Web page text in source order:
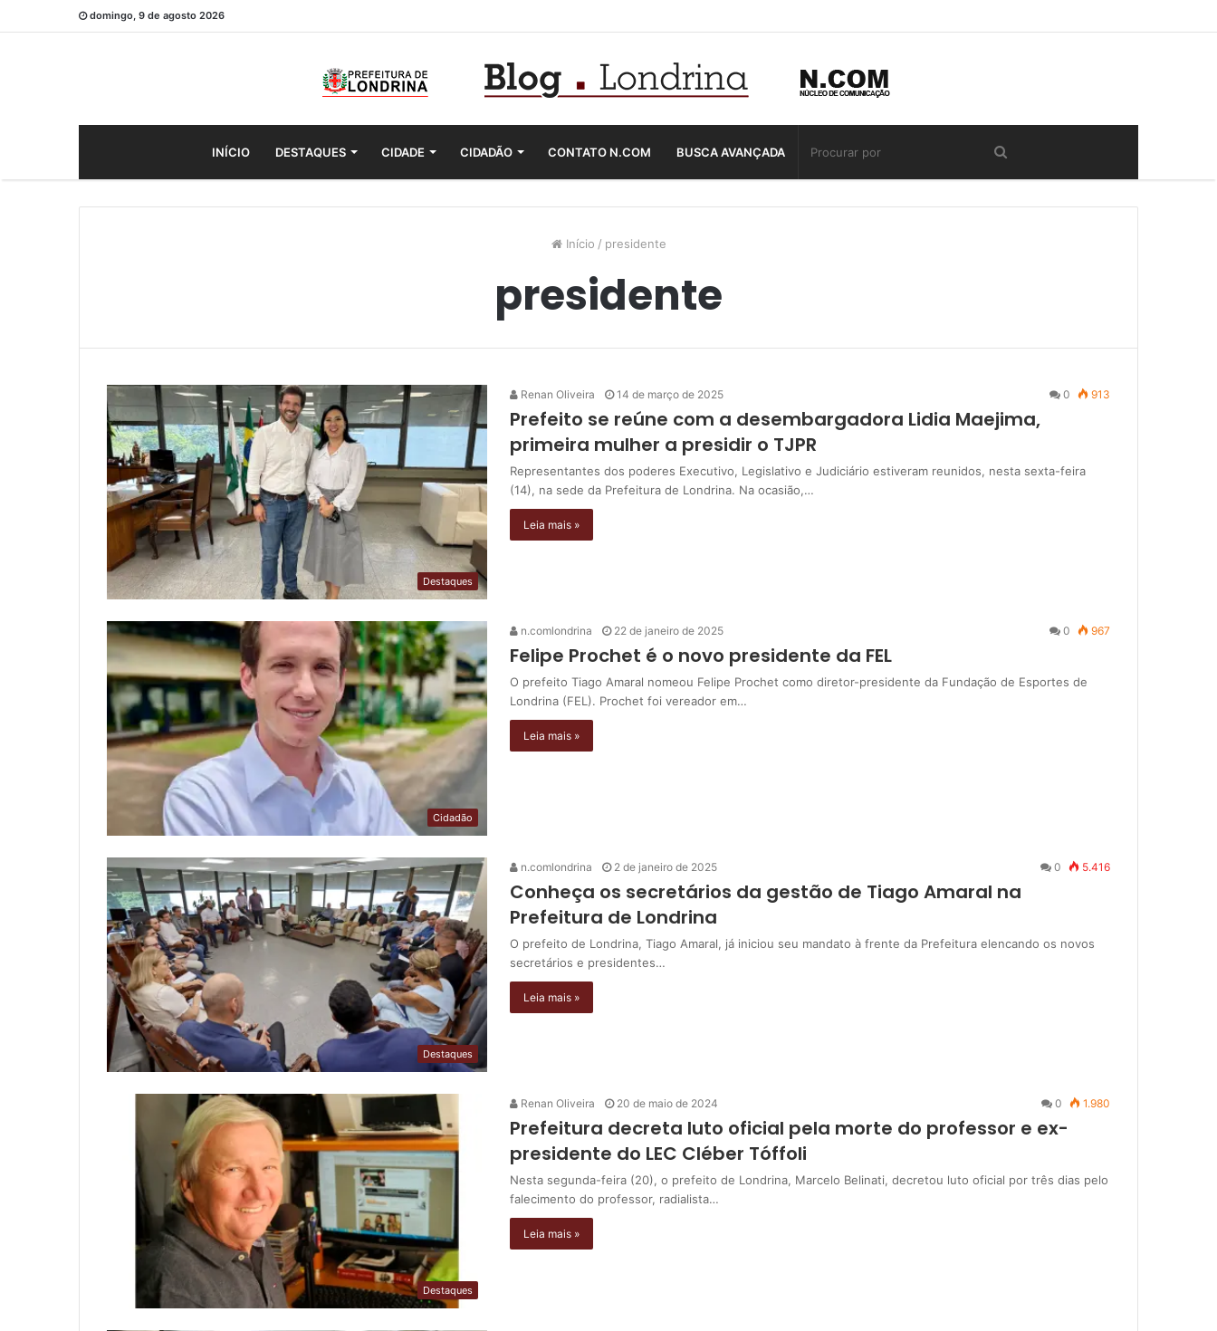
domingo, 9 de agosto 2026
INÍCIO DESTAQUES CIDADE CIDADÃO CONTATO N.COM BUSCA AVANÇADA
Início / presidente
presidente
Destaques
Renan Oliveira 14 de março de 2025 0 913
Prefeito se reúne com a desembargadora Lidia Maejima,
primeira mulher a presidir o TJPR
Representantes dos poderes Executivo, Legislativo e Judiciário estiveram reunidos, nesta sexta-feira
(14), na sede da Prefeitura de Londrina. Na ocasião,…
Leia mais »
Cidadão
n.comlondrina 22 de janeiro de 2025 0 967
Felipe Prochet é o novo presidente da FEL
O prefeito Tiago Amaral nomeou Felipe Prochet como diretor-presidente da Fundação de Esportes de
Londrina (FEL). Prochet foi vereador em…
Leia mais »
Destaques
n.comlondrina 2 de janeiro de 2025 0 5.416
Conheça os secretários da gestão de Tiago Amaral na
Prefeitura de Londrina
O prefeito de Londrina, Tiago Amaral, já iniciou seu mandato à frente da Prefeitura elencando os novos
secretários e presidentes…
Leia mais »
Destaques
Renan Oliveira 20 de maio de 2024 0 1.980
Prefeitura decreta luto oficial pela morte do professor e ex-
presidente do LEC Cléber Tóffoli
Nesta segunda-feira (20), o prefeito de Londrina, Marcelo Belinati, decretou luto oficial por três dias pelo
falecimento do professor, radialista…
Leia mais »